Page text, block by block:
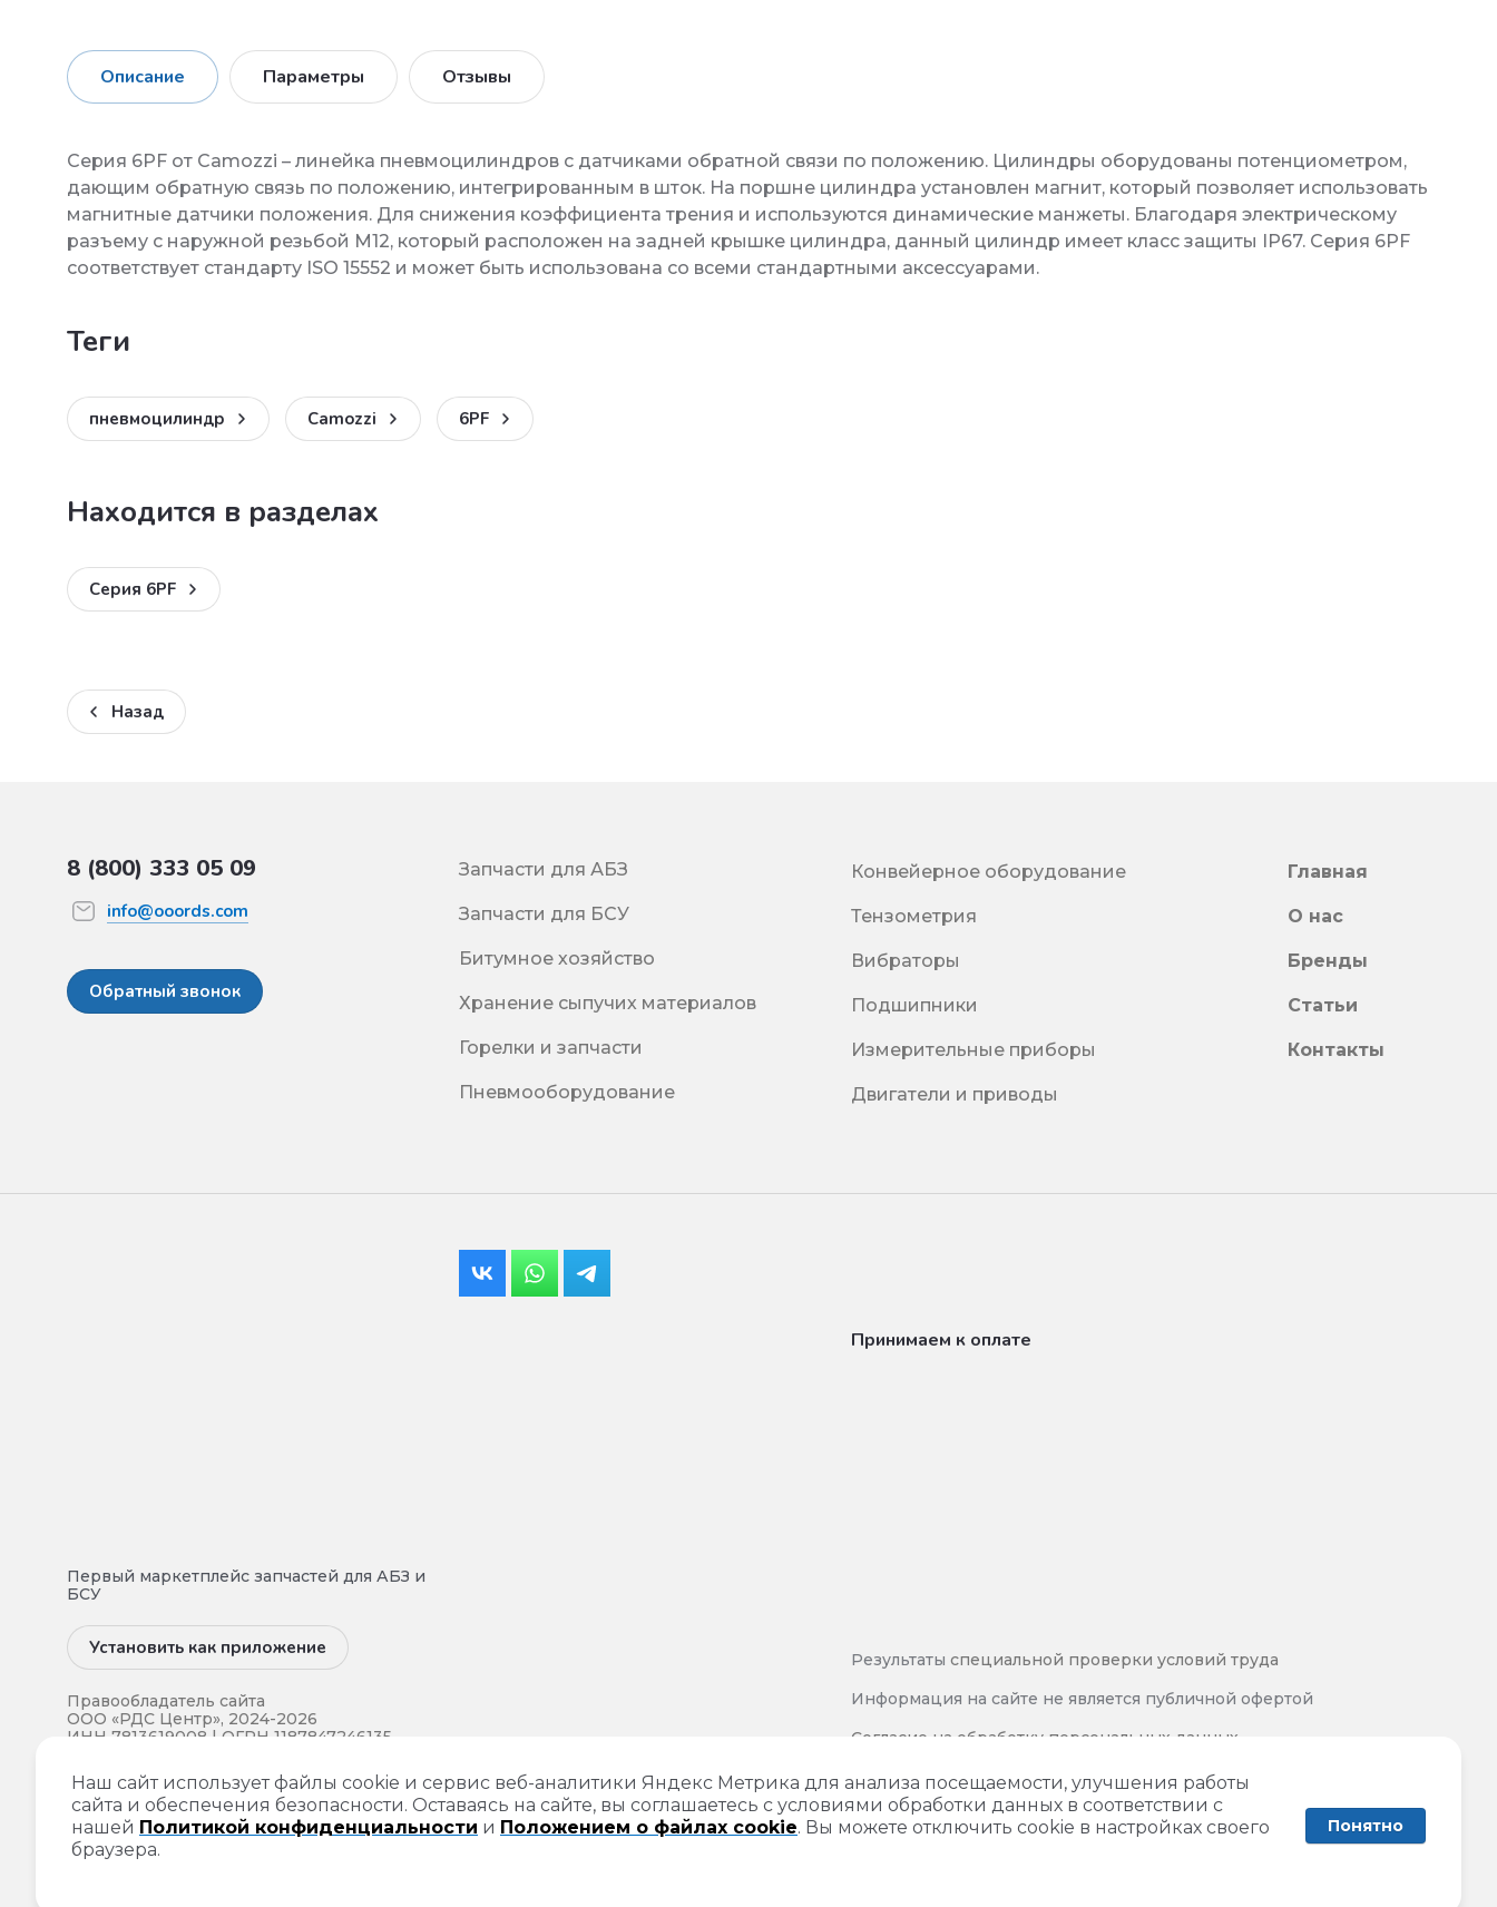
Описание Параметры Отзывы
Серия 6PF от Camozzi – линейка пневмоцилиндров с датчиками обратной связи по положению. Цилиндры оборудованы потенциометром,
дающим обратную связь по положению, интегрированным в шток. На поршне цилиндра установлен магнит, который позволяет использовать
магнитные датчики положения. Для снижения коэффициента трения и используются динамические манжеты. Благодаря электрическому
разъему с наружной резьбой М12, который расположен на задней крышке цилиндра, данный цилиндр имеет класс защиты IP67. Серия 6PF
соответствует стандарту ISO 15552 и может быть использована со всеми стандартными аксессуарами.
теги
пневмоцилиндр Camozzi 6PF
Находится в разделах
Серия 6PF
Назад
8 (800) 333 05 09
info@ooords.com
Обратный звонок
Запчасти для АБЗ
Запчасти для БСУ
Битумное хозяйство
Хранение сыпучих материалов
Горелки и запчасти
Пневмооборудование
Конвейерное оборудование
Тензометрия
Вибраторы
Подшипники
Измерительные приборы
Двигатели и приводы
Главная
О нас
Бренды
Статьи
Контакты
Первый маркетплейс запчастей для АБЗ и
БСУ
Установить как приложение
Правообладатель сайта
ООО «РДС Центр», 2024-2026
ИНН 7813619008 | ОГРН 1187847246135.
Все права на интеллектуальную
собственность и прочие права
собственности на информацию,
опубликованную на данном сайте,
принадлежат компании ООО «РДС
Центр».
Принимаем к оплате
Результаты специальной проверки условий труда
Информация на сайте не является публичной офертой
Согласие на обработку персональных данных
Политика защиты и обработки персональных данных
Наш сайт использует файлы cookie и сервис веб-аналитики Яндекс Метрика для анализа посещаемости, улучшения работы
сайта и обеспечения безопасности. Оставаясь на сайте, вы соглашаетесь с условиями обработки данных в соответствии с
нашей Политикой конфиденциальности и Положением о файлах cookie. Вы можете отключить cookie в настройках своего
браузера.
Понятно